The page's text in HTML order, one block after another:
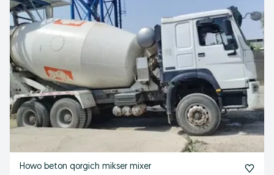
Howo beton qorgich mikser mixer